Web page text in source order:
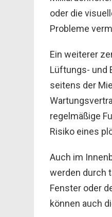
oder die
Probleme
Ein weiterer
Lüftungs- und
seitens der
regelmäßige
Risiko eines
Auch im
werden durch
Fenster oder
können auch